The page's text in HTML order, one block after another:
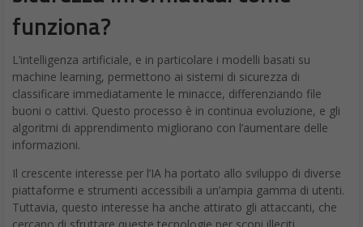
funziona?
L’intelligenza artificiale, e in particolare i modelli basati su
machine learning, permettono ai sistemi di sicurezza di
classificare immediatamente le minacce, differenziando file
buoni o cattivi. Questo processo è in continua evoluzione, e gli
algoritmi di apprendimento migliorano con l’aumentare delle
informazioni.
Il crescente interesse per l’IA ha portato allo sviluppo di diverse
piattaforme e strumenti accessibili a un’ampia gamma di utenti.
Tuttavia, questo interesse ha anche attirato gli attaccanti, che
cercano di sfruttare queste tecnologie per scopi illeciti.